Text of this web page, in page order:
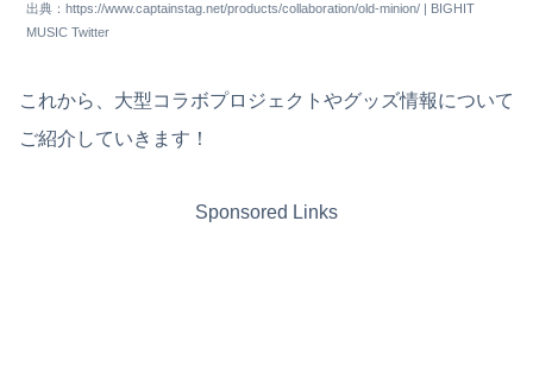
出典：https://www.captainstag.net/products/collaboration/old-minion/ | BIGHIT
MUSIC Twitter
これから、大型コラボプロジェクトやグッズ情報について
ご紹介していきます！
Sponsored Links